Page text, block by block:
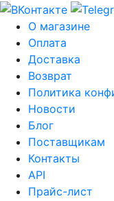
О магазине
Оплата
Доставка
Возврат
Политика
Новости
Блог
Поставщикам
Контакты
API
Прайс-лист